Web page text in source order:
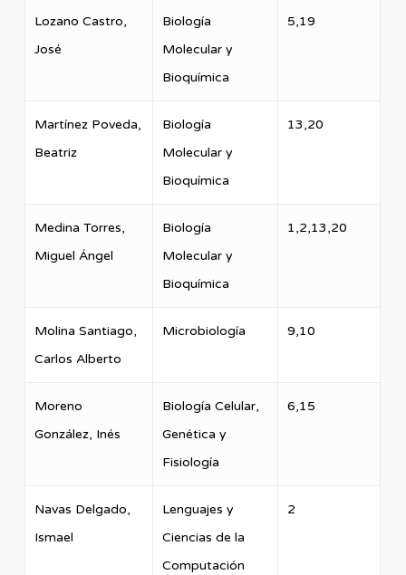
Lozano Castro,
José
Biología
Molecular y
Bioquímica
5,19
Martínez Poveda,
Beatriz
Biología
Molecular y
Bioquímica
13,20
Medina Torres,
Miguel Ángel
Biología
Molecular y
Bioquímica
1,2,13,20
Molina Santiago,
Carlos Alberto
Microbiología 9,10
Moreno
González, Inés
Biología Celular,
Genética y
Fisiología
6,15
Navas Delgado,
Ismael
Lenguajes y
Ciencias de la
Computación
2